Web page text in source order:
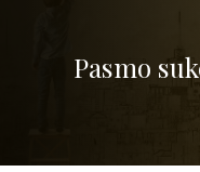
Pasmo